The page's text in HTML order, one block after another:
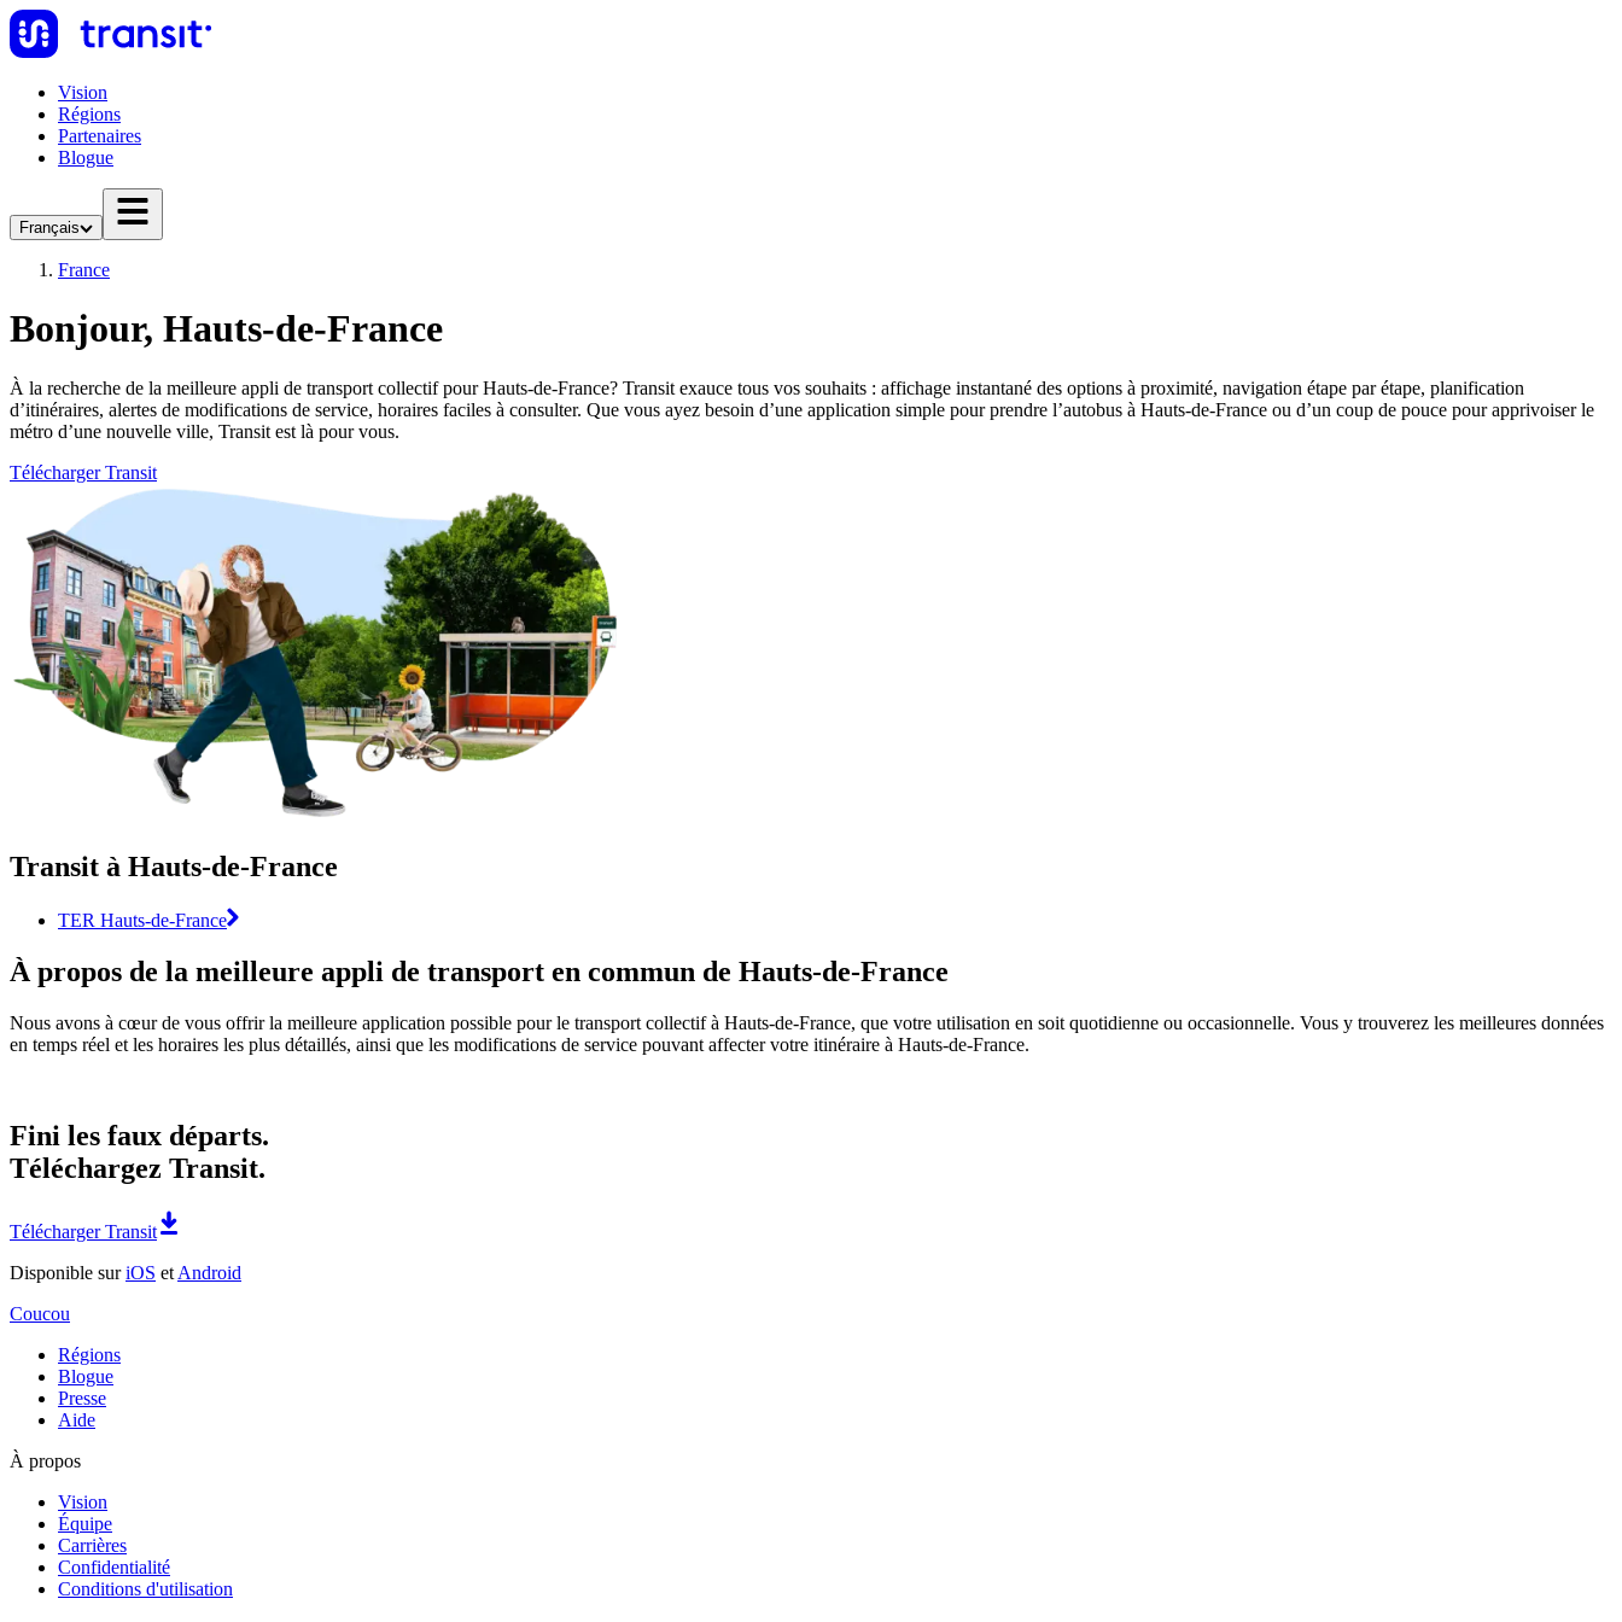
Vision
Régions
Partenaires
Blogue
Français
France
Bonjour, Hauts-de-France
À la recherche de la meilleure appli de transport collectif pour Hauts-de-France? Transit exauce tous vos souhaits : affichage instantané des options à proximité, navigation étape par étape, planification
d’itinéraires, alertes de modifications de service, horaires faciles à consulter. Que vous ayez besoin d’une application simple pour prendre l’autobus à Hauts-de-France ou d’un coup de pouce pour apprivoiser le
métro d’une nouvelle ville, Transit est là pour vous.
Télécharger Transit
Transit à Hauts-de-France
TER Hauts-de-France
À propos de la meilleure appli de transport en commun de Hauts-de-France
Nous avons à cœur de vous offrir la meilleure application possible pour le transport collectif à Hauts-de-France, que votre utilisation en soit quotidienne ou occasionnelle. Vous y trouverez les meilleures données
en temps réel et les horaires les plus détaillés, ainsi que les modifications de service pouvant affecter votre itinéraire à Hauts-de-France.
Fini les faux départs.
Téléchargez Transit.
Télécharger Transit
Disponible suriOS et Android
Coucou
Régions
Blogue
Presse
Aide
À propos
Vision
Équipe
Carrières
Confidentialité
Conditions d'utilisation